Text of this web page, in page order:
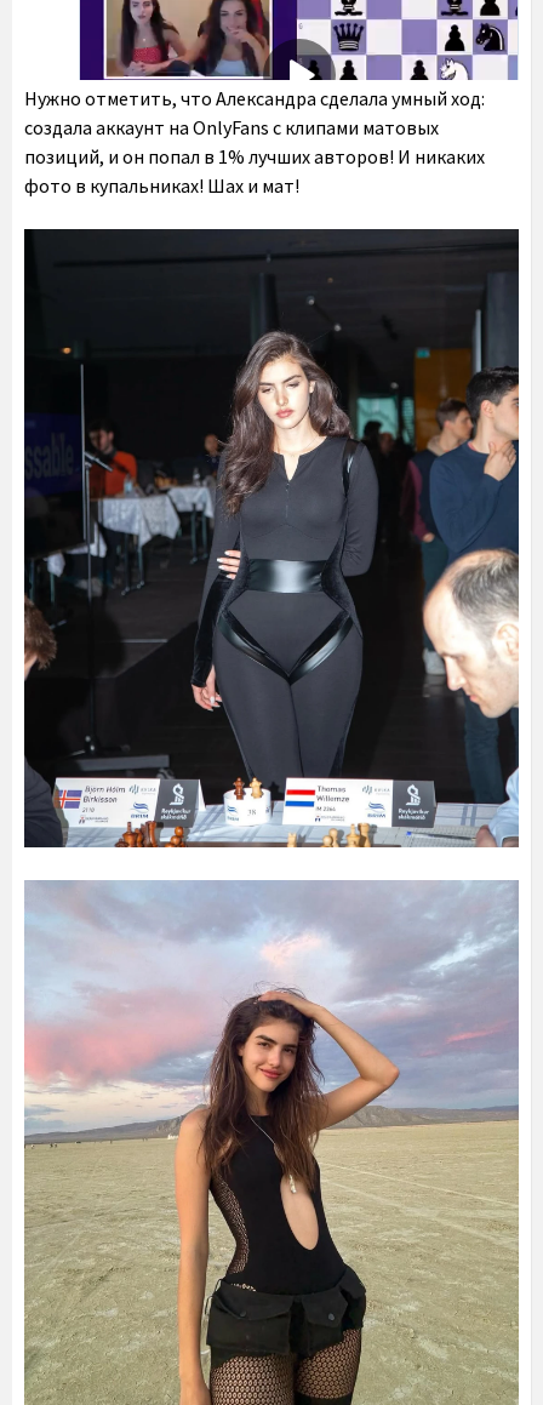
Нужно отметить, что Александра сделала умный ход:
создала аккаунт на OnlyFans с клипами матовых
позиций, и он попал в 1% лучших авторов! И никаких
фото в купальниках! Шах и мат!